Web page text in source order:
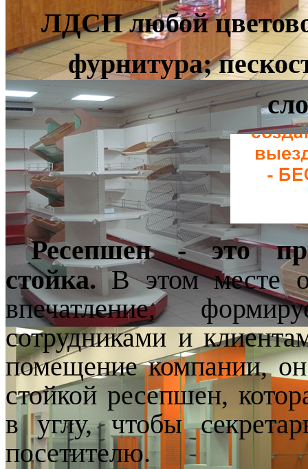
ЛДСП любой
фурнитура;
Ресепшен - это
стойка.В этом месте
впечатление,
сотрудниками и
помещение компании, он
стойкой ресепшен,
в углу, чтобы
посетителю.